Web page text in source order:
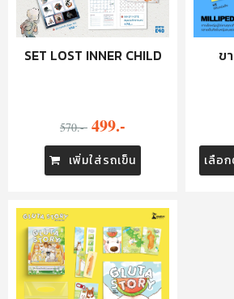
SET LOST INNER CHILD
570.- 499.-
เพิ่มใส่รถเข็น
ข
เลือ